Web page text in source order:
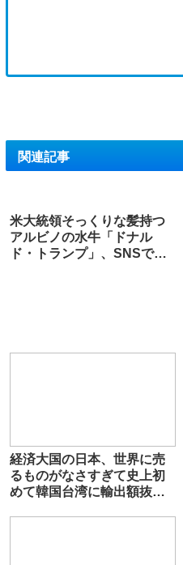
関連記事
米大統領そっくりな髪持つ
アルビノの水牛「ドナル
ド・トランプ」、SNSで人
経済大国の日本、世界に売
るものがなさすぎて史上初
めて韓国台湾に輸出額抜か